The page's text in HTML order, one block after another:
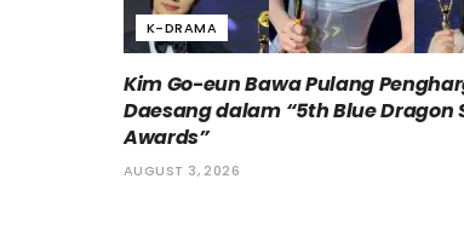
K-DRAMA
Kim Go-eun Bawa Pulang
Daesang dalam “5th Blue Dragon
Awards”
AUGUST 3, 2026